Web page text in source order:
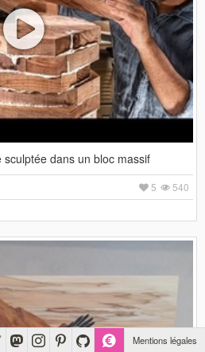
Mentions légales
sculptée dans un bloc massif
540
5